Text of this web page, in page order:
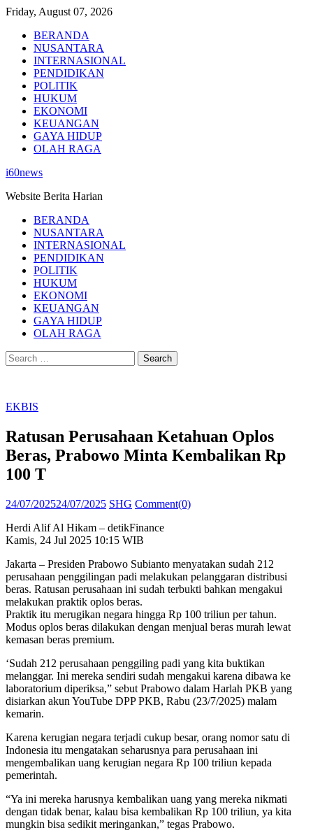
Skip
content
Friday, August 07, 2026
BERANDA
NUSANTARA
INTERNASIONAL
PENDIDIKAN
POLITIK
HUKUM
EKONOMI
KEUANGAN
GAYA HIDUP
OLAH RAGA
i60news
Website Berita Harian
BERANDA
NUSANTARA
INTERNASIONAL
PENDIDIKAN
POLITIK
HUKUM
EKONOMI
KEUANGAN
GAYA HIDUP
OLAH RAGA
Search
for:
EKBIS
Ratusan Perusahaan Ketahuan Oplos
Beras, Prabowo Minta Kembalikan Rp
100 T
Posted
24/07/202524/07/2025 Author
SHG Comment(0)
Herdi Alif Al Hikam – detikFinance
Kamis, 24 Jul 2025 10:15 WIB
Jakarta – Presiden Prabowo Subianto menyatakan sudah 212
perusahaan penggilingan padi melakukan pelanggaran distribusi
beras. Ratusan perusahaan ini sudah terbukti bahkan mengakui
melakukan praktik oplos beras.
Praktik itu merugikan negara hingga Rp 100 triliun per tahun.
Modus oplos beras dilakukan dengan menjual beras murah lewat
kemasan beras premium.
‘Sudah 212 perusahaan penggiling padi yang kita buktikan
melanggar. Ini mereka sendiri sudah mengakui karena dibawa ke
laboratorium diperiksa,” sebut Prabowo dalam Harlah PKB yang
disiarkan akun YouTube DPP PKB, Rabu (23/7/2025) malam
kemarin.
Karena kerugian negara terjadi cukup besar, orang nomor satu di
Indonesia itu mengatakan seharusnya para perusahaan ini
mengembalikan uang kerugian negara Rp 100 triliun kepada
pemerintah.
“Ya ini mereka harusnya kembalikan uang yang mereka nikmati
dengan tidak benar, kalau bisa kembalikan Rp 100 triliun, ya kita
mungkin bisa sedikit meringankan,” tegas Prabowo.